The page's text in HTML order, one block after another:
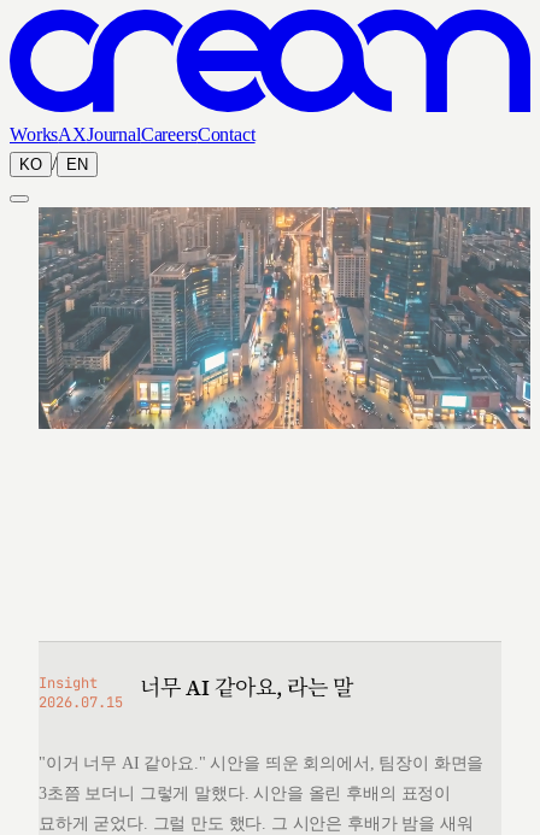
WorksAXJournalCareersContact
KO / EN
Insight
2026.07.15
너무 AI 같아요, 라는 말
"이거 너무 AI 같아요." 시안을 띄운 회의에서, 팀장이 화면을
3초쯤 보더니 그렇게 말했다. 시안을 올린 후배의 표정이
묘하게 굳었다. 그럴 만도 했다. 그 시안은 후배가 밤을 새워